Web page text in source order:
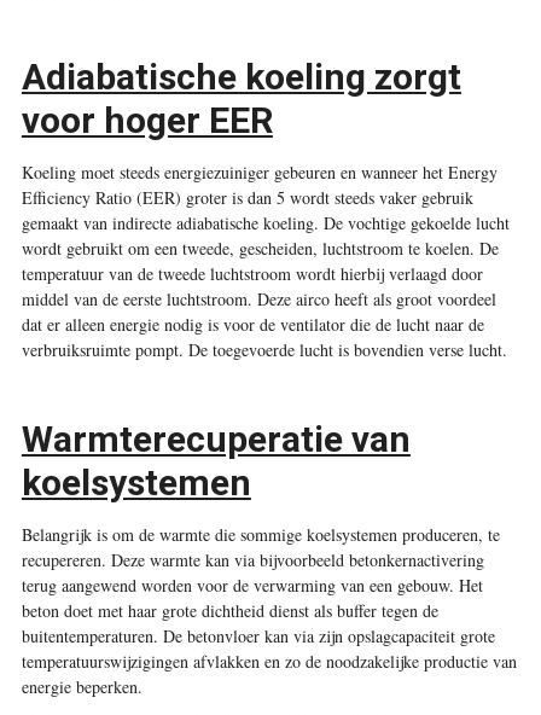
Adiabatische koeling zorgt
voor hoger EER
Koeling moet steeds energiezuiniger gebeuren en wanneer het Energy
Efficiency Ratio (EER) groter is dan 5 wordt steeds vaker gebruik
gemaakt van indirecte adiabatische koeling. De vochtige gekoelde lucht
wordt gebruikt om een tweede, gescheiden, luchtstroom te koelen. De
temperatuur van de tweede luchtstroom wordt hierbij verlaagd door
middel van de eerste luchtstroom. Deze airco heeft als groot voordeel
dat er alleen energie nodig is voor de ventilator die de lucht naar de
verbruiksruimte pompt. De toegevoerde lucht is bovendien verse lucht.
Warmterecuperatie van
koelsystemen
Belangrijk is om de warmte die sommige koelsystemen produceren, te
recupereren. Deze warmte kan via bijvoorbeeld betonkernactivering
terug aangewend worden voor de verwarming van een gebouw. Het
beton doet met haar grote dichtheid dienst als buffer tegen de
buitentemperaturen. De betonvloer kan via zijn opslagcapaciteit grote
temperatuurswijzigingen afvlakken en zo de noodzakelijke productie van
energie beperken.